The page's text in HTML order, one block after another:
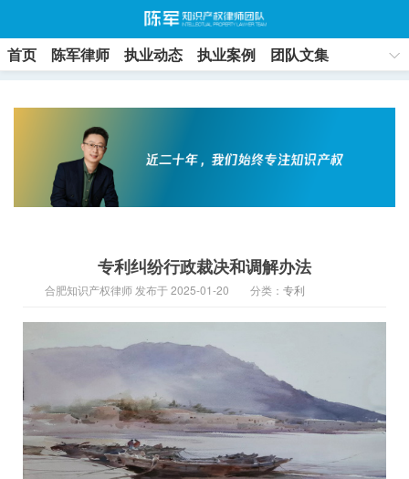
首页 陈军律师 执业动态 执业案例
团队文集
专利纠纷行政裁决和调解办法
合肥知识产权律师 发布于 2025-01-20 分类： 专利